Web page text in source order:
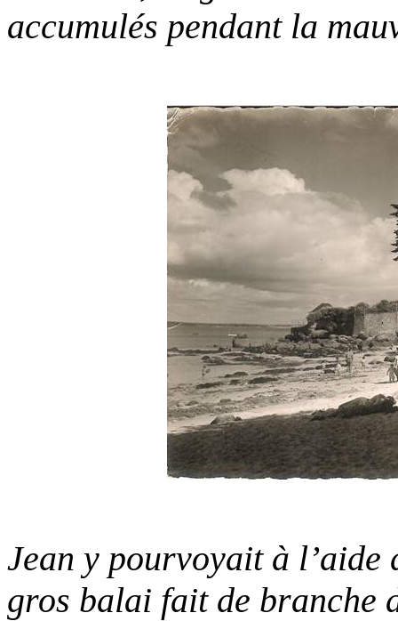
accumulés pendant la
Jean y pourvoyait à l’aide
gros balai fait de branche